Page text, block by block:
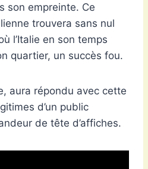
son empreinte. Ce
trouvera sans nul
l’Italie en son temps
quartier, un succès fou.
aura répondu avec cette
d’un public
de tête d’affiches.